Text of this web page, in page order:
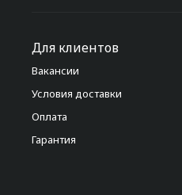
Для клиентов
Вакансии
Условия доставки
Оплата
Гарантия